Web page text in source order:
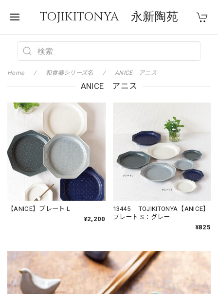
TOJIKITONYA 永新陶苑
Home 和食器シリーズ名 ANICE アニス
ANICE アニス
【ANICE】プレート L
¥2,200
13445 TOJIKITONYA【ANICE】
プレート S：グレー
¥825